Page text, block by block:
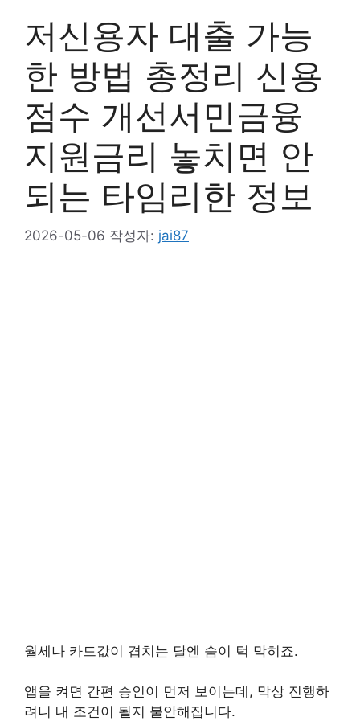
저신용자 대출 가능
한 방법 총정리 신용
점수 개선서민금융
지원금리 놓치면 안
되는 타임리한 정보
2026-05-06 작성자: jai87
월세나 카드값이 겹치는 달엔 숨이 턱 막히죠.
앱을 켜면 간편 승인이 먼저 보이는데, 막상 진행하
려니 내 조건이 될지 불안해집니다.